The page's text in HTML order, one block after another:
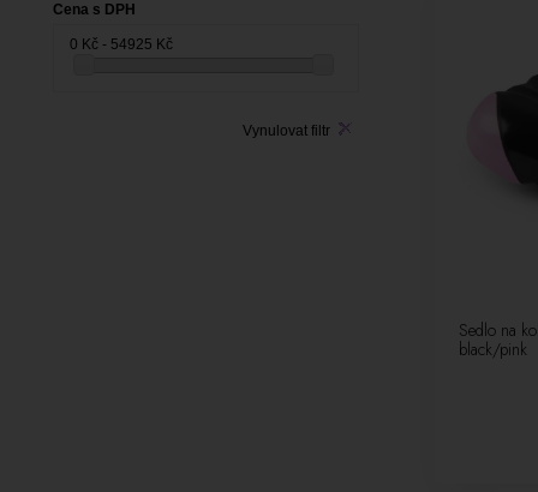
Sedlo na
black/pink
Cena s DPH
0 Kč - 54925 Kč
Vynulovat filtr